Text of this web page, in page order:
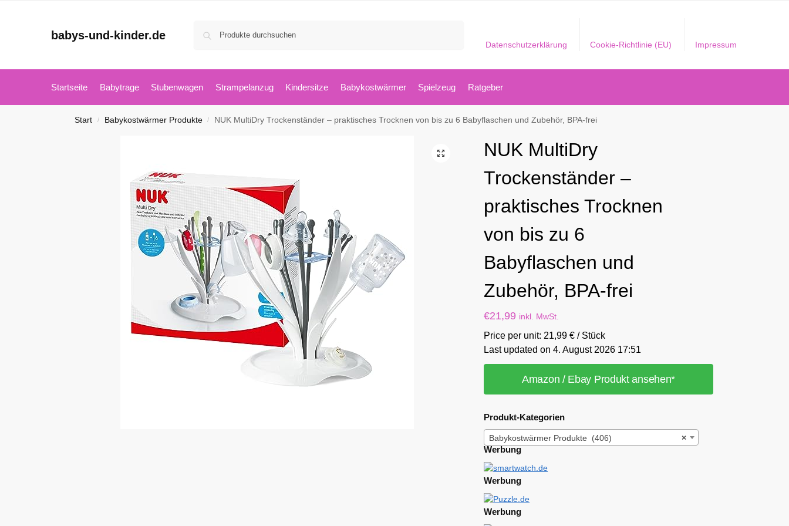
babys-und-kinder.de
Datenschutzerklärung Cookie-Richtlinie (EU) Impressum
Startseite Babytrage Stubenwagen Strampelanzug Kindersitze Babykostwärmer Spielzeug Ratgeber
Start / Babykostwärmer Produkte / NUK MultiDry Trockenständer – praktisches Trocknen von bis zu 6 Babyflaschen und Zubehör, BPA-frei
NUK MultiDry
Trockenständer –
praktisches Trocknen
von bis zu 6
Babyflaschen und
Zubehör, BPA-frei
€21,99 inkl. MwSt.
Price per unit: 21,99 € / Stück
Last updated on 4. August 2026 17:51
Amazon / Ebay Produkt ansehen*
Produkt-Kategorien
×
Babykostwärmer Produkte (406)
Werbung
Werbung
Werbung